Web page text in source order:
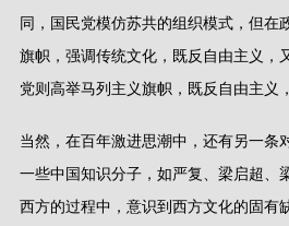
同，国民党模仿苏共的组织模式，但在
旗帜，强调传统文化，既反自由主义，
党则高举马列主义旗帜，既反自由主义
当然，在百年激进思潮中，还有另一条
一些中国知识分子，如严复、梁启超、
西方的过程中，意识到西方文化的固有